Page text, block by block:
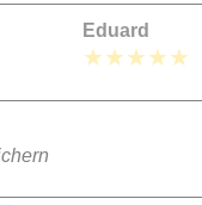
Eduard
★★★★★